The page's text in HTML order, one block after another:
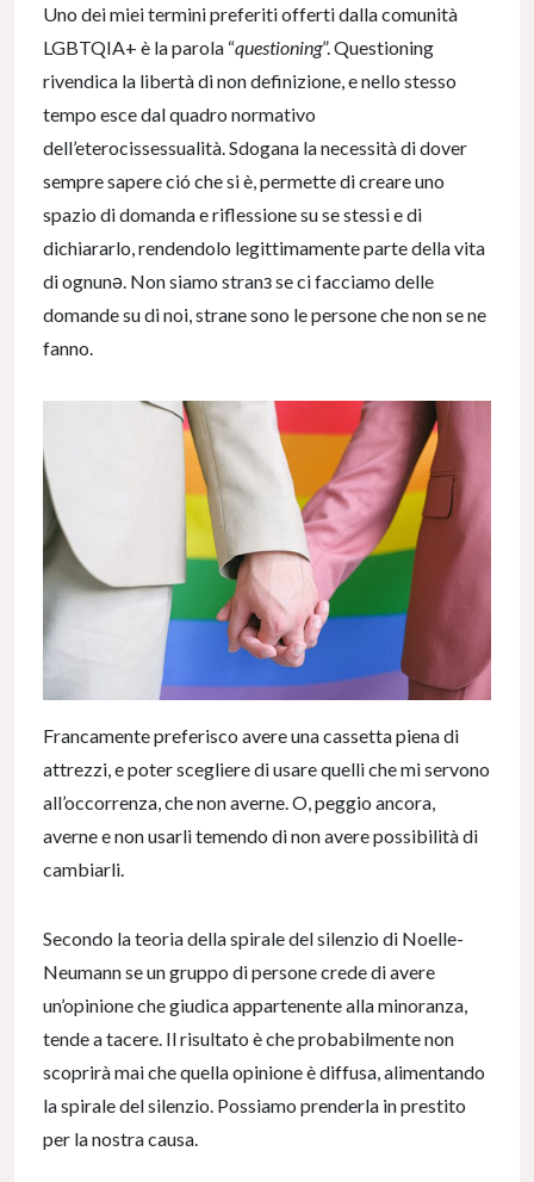
Uno dei miei termini preferiti offerti dalla comunità
LGBTQIA+ è la parola “questioning”. Questioning
rivendica la libertà di non definizione, e nello stesso
tempo esce dal quadro normativo
dell’eterocissessualità. Sdogana la necessità di dover
sempre sapere ció che si è, permette di creare uno
spazio di domanda e riflessione su se stessi e di
dichiararlo, rendendolo legittimamente parte della vita
di ognunə. Non siamo stranз se ci facciamo delle
domande su di noi, strane sono le persone che non se ne
fanno.
Francamente preferisco avere una cassetta piena di
attrezzi, e poter scegliere di usare quelli che mi servono
all’occorrenza, che non averne. O, peggio ancora,
averne e non usarli temendo di non avere possibilità di
cambiarli.
Secondo la teoria della spirale del silenzio di Noelle-
Neumann se un gruppo di persone crede di avere
un’opinione che giudica appartenente alla minoranza,
tende a tacere. Il risultato è che probabilmente non
scoprirà mai che quella opinione è diffusa, alimentando
la spirale del silenzio. Possiamo prenderla in prestito
per la nostra causa.